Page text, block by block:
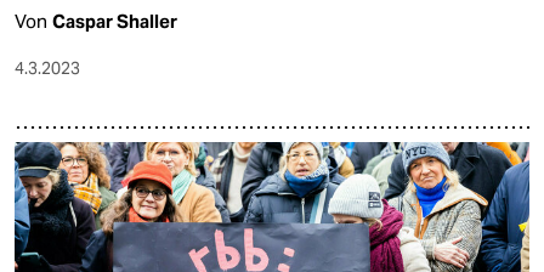
Von Caspar Shaller
4.3.2023